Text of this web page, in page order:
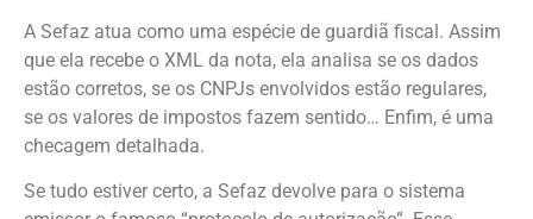
A Sefaz atua como uma espécie de guardiã fiscal. Assim
que ela recebe o XML da nota, ela analisa se os dados
estão corretos, se os CNPJs envolvidos estão regulares,
se os valores de impostos fazem sentido… Enfim, é uma
checagem detalhada.
Se tudo estiver certo, a Sefaz devolve para o sistema